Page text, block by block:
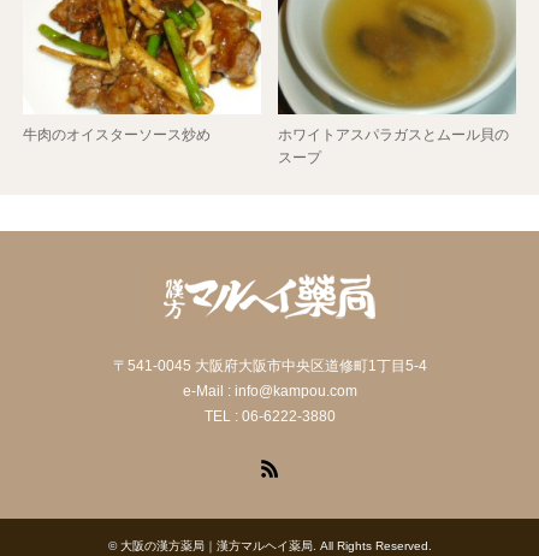
牛肉のオイスターソース炒め
ホワイトアスパラガスとムール貝の
スープ
〒541-0045 大阪府大阪市中央区道修町1丁目5-4
e-Mail : info@kampou.com
TEL : 06-6222-3880
©大阪の漢方薬局｜漢方マルヘイ薬局. All Rights Reserved.